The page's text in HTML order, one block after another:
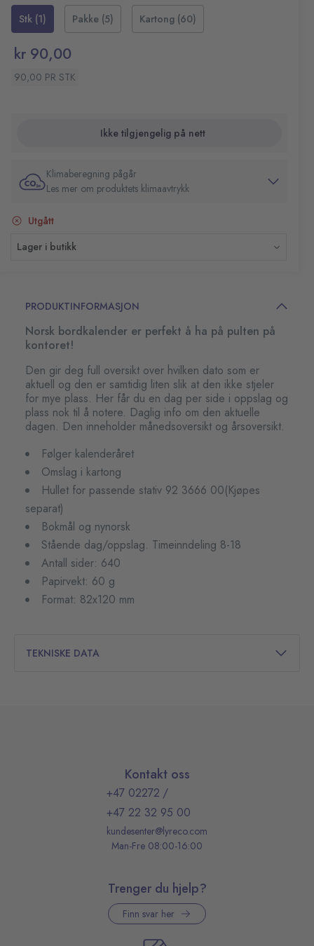
separat)
Bokmål og nynorsk
Antall sider: 640
Papirvekt: 60 g
Stk (1)
Pakke (5) Kartong (60)
kr 90,00
90,00 PR STK
Ikke tilgjengelig på nett
Klimaberegning pågår
Les mer om produktets klimaavtrykk
Utgått
Lager i butikk
PRODUKTINFORMASJON
Norsk bordkalender er perfekt å ha på pulten på
kontoret!
Den gir deg full oversikt over hvilken dato som er
aktuell og den er samtidig liten slik at den ikke stjeler
for mye plass. Her får du en dag per side i oppslag og
plass nok til å notere. Daglig info om den aktuelle
dagen. Den inneholder månedsoversikt og årsoversikt.
Følger kalenderåret
Omslag i kartong
Hullet for passende stativ 92 3666 00(Kjøpes
separat)
Bokmål og nynorsk
Stående dag/oppslag. Timeinndeling 8-18
Antall sider: 640
Papirvekt: 60 g
Format: 82x120 mm
TEKNISKE DATA
Kontakt oss
+47 02272 /
+47 22 32 95 00
kundesenter@lyreco.com
Man-Fre 08:00-16:00
Trenger du hjelp?
Finn svar her